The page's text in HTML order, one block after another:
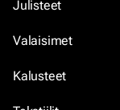
Julisteet
Valaisimet
Kalusteet